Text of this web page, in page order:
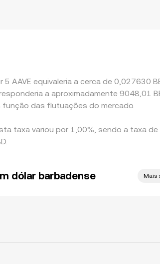
AAVE equivaleria a cerca de 0,027630
a aproximadamente 9048,01
função das flutuações do mercado.
taxa variou por 1,00%, sendo a taxa de
dólar barbadense Mais